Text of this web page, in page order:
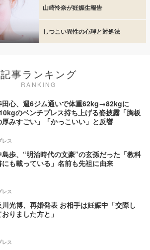
山崎怜奈が妊娠生報告
しつこい異性の心理と対処法
記事ランキング
RANKING
田心、週6ジム通いで体重62kg→82kgに
のベンチプレス持ち上げる姿披露「胸板
厚みすごい」「かっこいい」と反響
レス
島歩、“明治時代の文豪”の玄孫だった「教科
にも載っている」名前も先祖に由来
レス
川光博、再婚発表 お相手は妊娠中「交際し
りました方と」
レス